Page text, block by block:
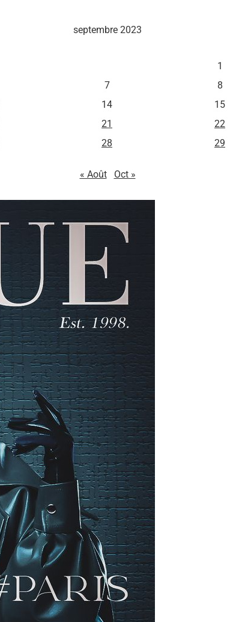
septembre 2023
1
7
8
14
15
21
22
28 29
« Août Oct »